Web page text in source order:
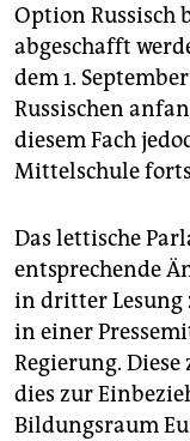
Option Russisch
abgeschafft
dem 1.
Russischen
diesem Fach
Mittelschule
Das lettische
entsprechende
in dritter Lesung
in einer
Regierung. Diese
dies zur
Bildungsraum